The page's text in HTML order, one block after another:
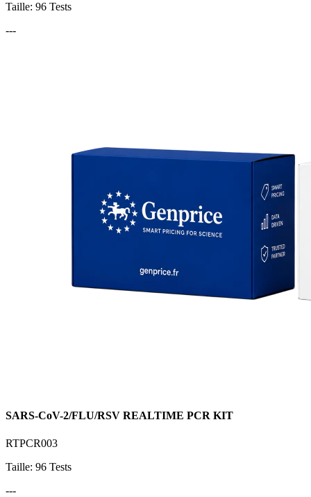
Taille: 96 Tests
---
SARS-CoV-2/FLU/RSV REALTIME PCR KIT
RTPCR003
Taille: 96 Tests
---